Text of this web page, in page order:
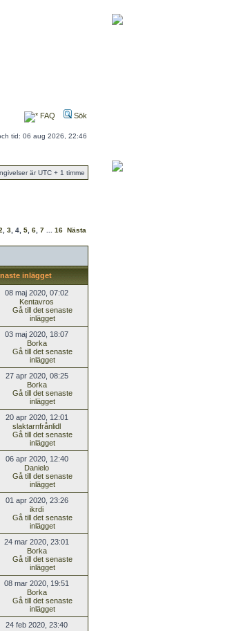
FAQ Sök
tid: 06 aug 2026, 22:46
är UTC + 1 timme
3 4 5 6 7 16 Nästa
inlägget
08 maj 2020, 07:02
Kentavros
03 maj 2020, 18:07
Borka
27 apr 2020, 08:25
Borka
20 apr 2020, 12:01
slaktarnfrånlidl
06 apr 2020, 12:40
Danielo
01 apr 2020, 23:26
ikrdi
24 mar 2020, 23:01
Borka
08 mar 2020, 19:51
Borka
24 feb 2020, 23:40